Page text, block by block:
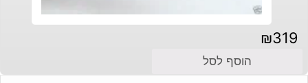
₪319
הוסף לסל